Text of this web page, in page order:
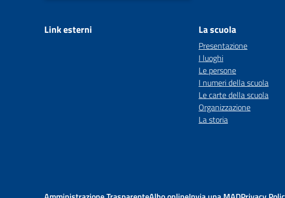
Link esterni La scuola
Presentazione
I luoghi
Le persone
I numeri della scuola
Le carte della scuola
Organizzazione
La storia